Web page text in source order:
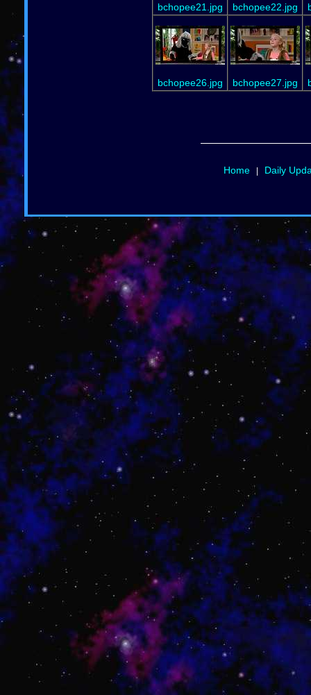
bchopee21.jpg bchopee22.jpg
bchopee26.jpg bchopee27.jpg
Home| Daily